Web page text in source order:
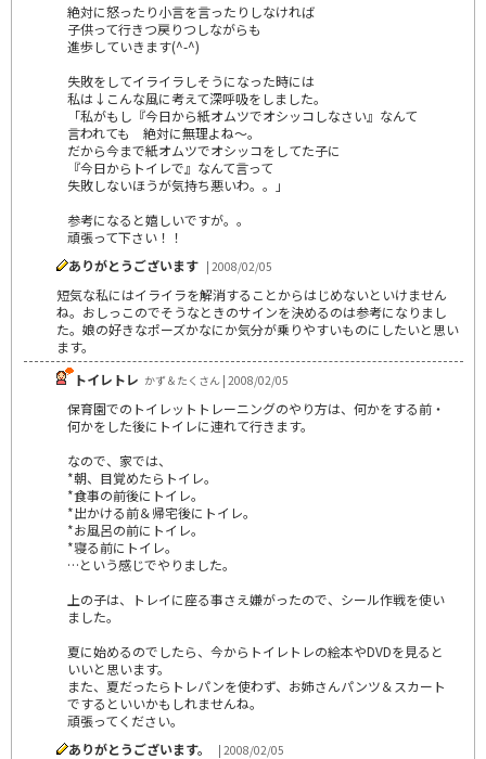
絶対に怒ったり小言を言ったりしなければ
子供って行きつ戻りつしながらも
進歩していきます(^-^)
失敗をしてイライラしそうになった時には
私は↓こんな風に考えて深呼吸をしました。
「私がもし『今日から紙オムツでオシッコしなさい』なんて
言われても 絶対に無理よね～。
だから今まで紙オムツでオシッコをしてた子に
『今日からトイレで』なんて言って
失敗しないほうが気持ち悪いわ。。」
参考になると嬉しいですが。。
頑張って下さい！！
ありがとうございます | 2008/02/05
短気な私にはイライラを解消することからはじめないといけません
ね。おしっこのでそうなときのサインを決めるのは参考になりまし
た。娘の好きなポーズかなにか気分が乗りやすいものにしたいと思い
ます。
トイレトレ かず＆たくさん | 2008/02/05
保育園でのトイレットトレーニングのやり方は、何かをする前・
何かをした後にトイレに連れて行きます。
なので、家では、
*朝、目覚めたらトイレ。
*食事の前後にトイレ。
*出かける前＆帰宅後にトイレ。
*お風呂の前にトイレ。
*寝る前にトイレ。
…という感じでやりました。
上の子は、トレイに座る事さえ嫌がったので、シール作戦を使い
ました。
夏に始めるのでしたら、今からトイレトレの絵本やDVDを見ると
いいと思います。
また、夏だったらトレパンを使わず、お姉さんパンツ＆スカート
でするといいかもしれませんね。
頑張ってください。
ありがとうございます。
| 2008/02/05